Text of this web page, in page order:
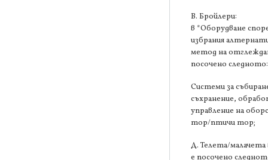
В. Бройлери:
в *Оборудване
избрания
метод на
посочено
Системи за
съхранение,
управление на
тор/птичи тор;
Д. Телета/малачета
е посочено